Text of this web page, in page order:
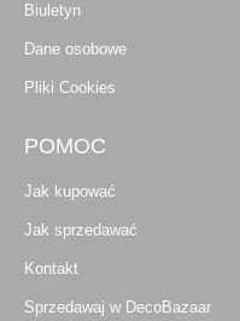
Biuletyn
Dane osobowe
Pliki Cookies
POMOC
Jak kupować
Jak sprzedawać
Kontakt
Sprzedawaj w DecoBazaar